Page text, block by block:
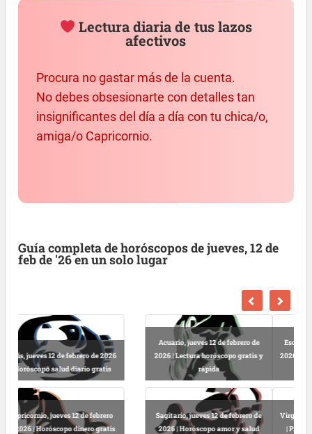
Lectura diaria de tus lazos
afectivos
Procura no gastar más de la cuenta.
No debes obsesionarte con detalles tan
insignificantes del día a día con tu chica/o,
amiga/o Capricornio.
Guía completa de horóscopos de jueves, 12 de
feb de '26 en un solo lugar
Escorpio, jueves 12 de febrero de
2026 | Lectura horóscopo sin coste
ni registro
Libra, jueves 12 de febrero de 2026
| Horóscopo diario gratis para
dinero
Virgo, jueves 12 de febrero de 2026
| Predicciones astrológicas hoy
Leo, jueves 12 de febrero de 2026 |
Predicciones astrológicas online